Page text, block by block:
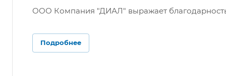
ООО Компания "ДИАЛ" выражает
Подробнее